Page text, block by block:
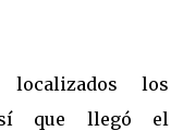
los
que llegó el